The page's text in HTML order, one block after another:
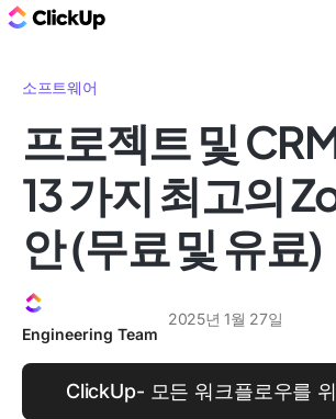
소프트웨어
프로젝트 및
13 가지 최고의
안 (무료 및 유료)
Engineering Team
2025년 1월 27일
ClickUp- 모든 워크플로우를